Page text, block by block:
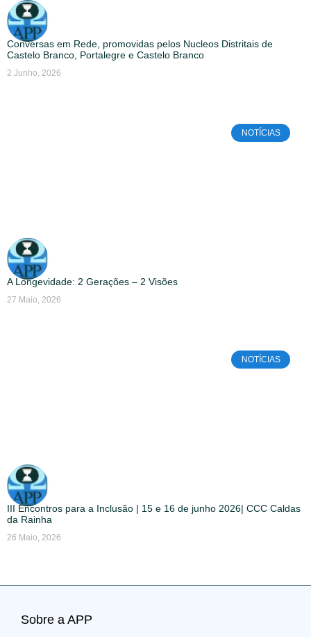
Conversas em Rede, promovidas pelos Nucleos Distritais de
Castelo Branco, Portalegre e Castelo Branco
2 Junho, 2026
NOTÍCIAS
A Longevidade: 2 Gerações – 2 Visões
27 Maio, 2026
NOTÍCIAS
III Encontros para a Inclusão | 15 e 16 de junho 2026| CCC Caldas
da Rainha
26 Maio, 2026
Sobre a APP